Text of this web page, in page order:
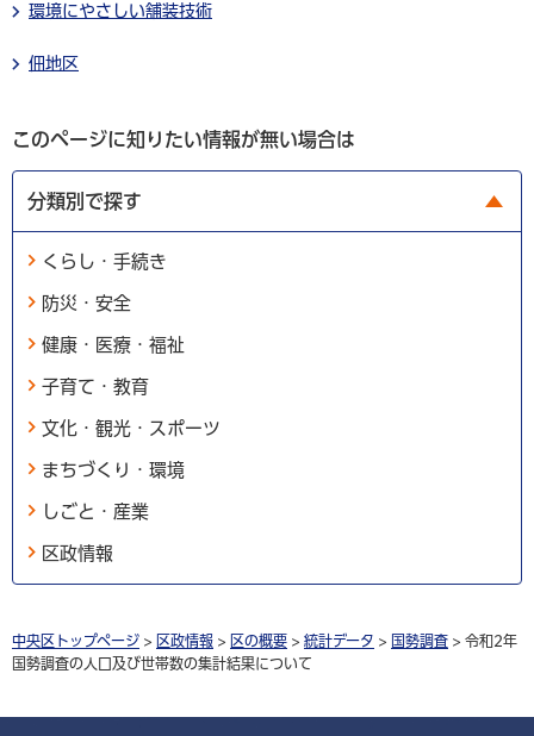
環境にやさしい舗装技術
佃地区
このページに知りたい情報が無い場合は
分類別で探す
くらし・手続き
防災・安全
健康・医療・福祉
子育て・教育
文化・観光・スポーツ
まちづくり・環境
しごと・産業
区政情報
中央区トップページ > 区政情報 > 区の概要 > 統計データ > 国勢調査 > 令和2年
国勢調査の人口及び世帯数の集計結果について